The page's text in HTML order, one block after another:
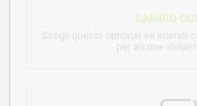
CAMBIO
Scegli questo optional se intendi
per alcune